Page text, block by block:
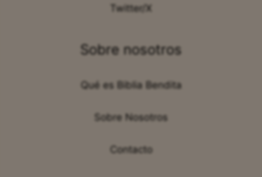
Twitter/X
Sobre nosotros
Qué es Biblia Bendita
Sobre Nosotros
Contacto